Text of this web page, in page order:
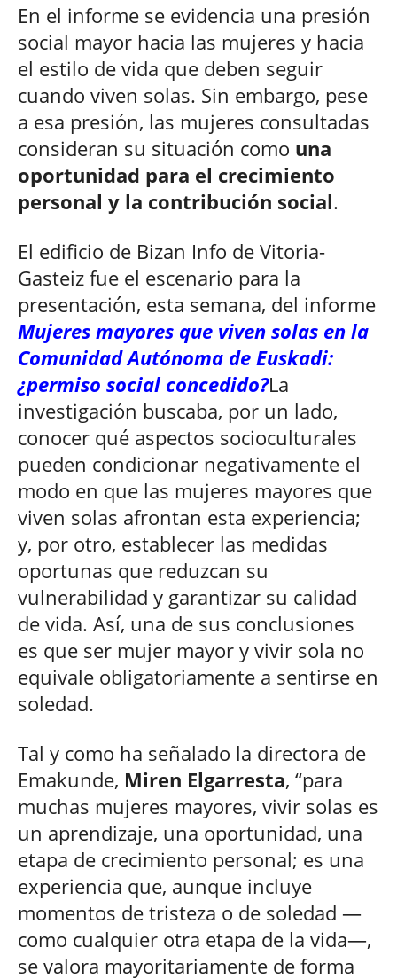
En el informe se evidencia una presión
social mayor hacia las mujeres y hacia
el estilo de vida que deben seguir
cuando viven solas. Sin embargo, pese
a esa presión, las mujeres consultadas
consideran su situación como una
oportunidad para el crecimiento
personal y la contribución social.
El edificio de Bizan Info de Vitoria-
Gasteiz fue el escenario para la
presentación, esta semana, del informe
Mujeres mayores que viven solas en la
Comunidad Autónoma de Euskadi:
¿permiso social concedido?La
investigación buscaba, por un lado,
conocer qué aspectos socioculturales
pueden condicionar negativamente el
modo en que las mujeres mayores que
viven solas afrontan esta experiencia;
y, por otro, establecer las medidas
oportunas que reduzcan su
vulnerabilidad y garantizar su calidad
de vida. Así, una de sus conclusiones
es que ser mujer mayor y vivir sola no
equivale obligatoriamente a sentirse en
soledad.
Tal y como ha señalado la directora de
Emakunde, Miren Elgarresta, “para
muchas mujeres mayores, vivir solas es
un aprendizaje, una oportunidad, una
etapa de crecimiento personal; es una
experiencia que, aunque incluye
momentos de tristeza o de soledad —
como cualquier otra etapa de la vida—,
se valora mayoritariamente de forma